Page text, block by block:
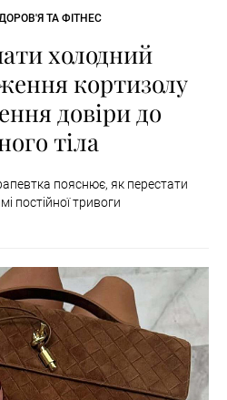
ТА ФІТНЕС
холодний
кортизолу
довіри до
тіла
пояснює, як перестати
постійної тривоги